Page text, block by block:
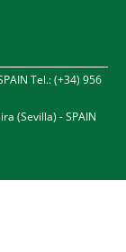
Tel.: (+34) 956
(Sevilla) - SPAIN